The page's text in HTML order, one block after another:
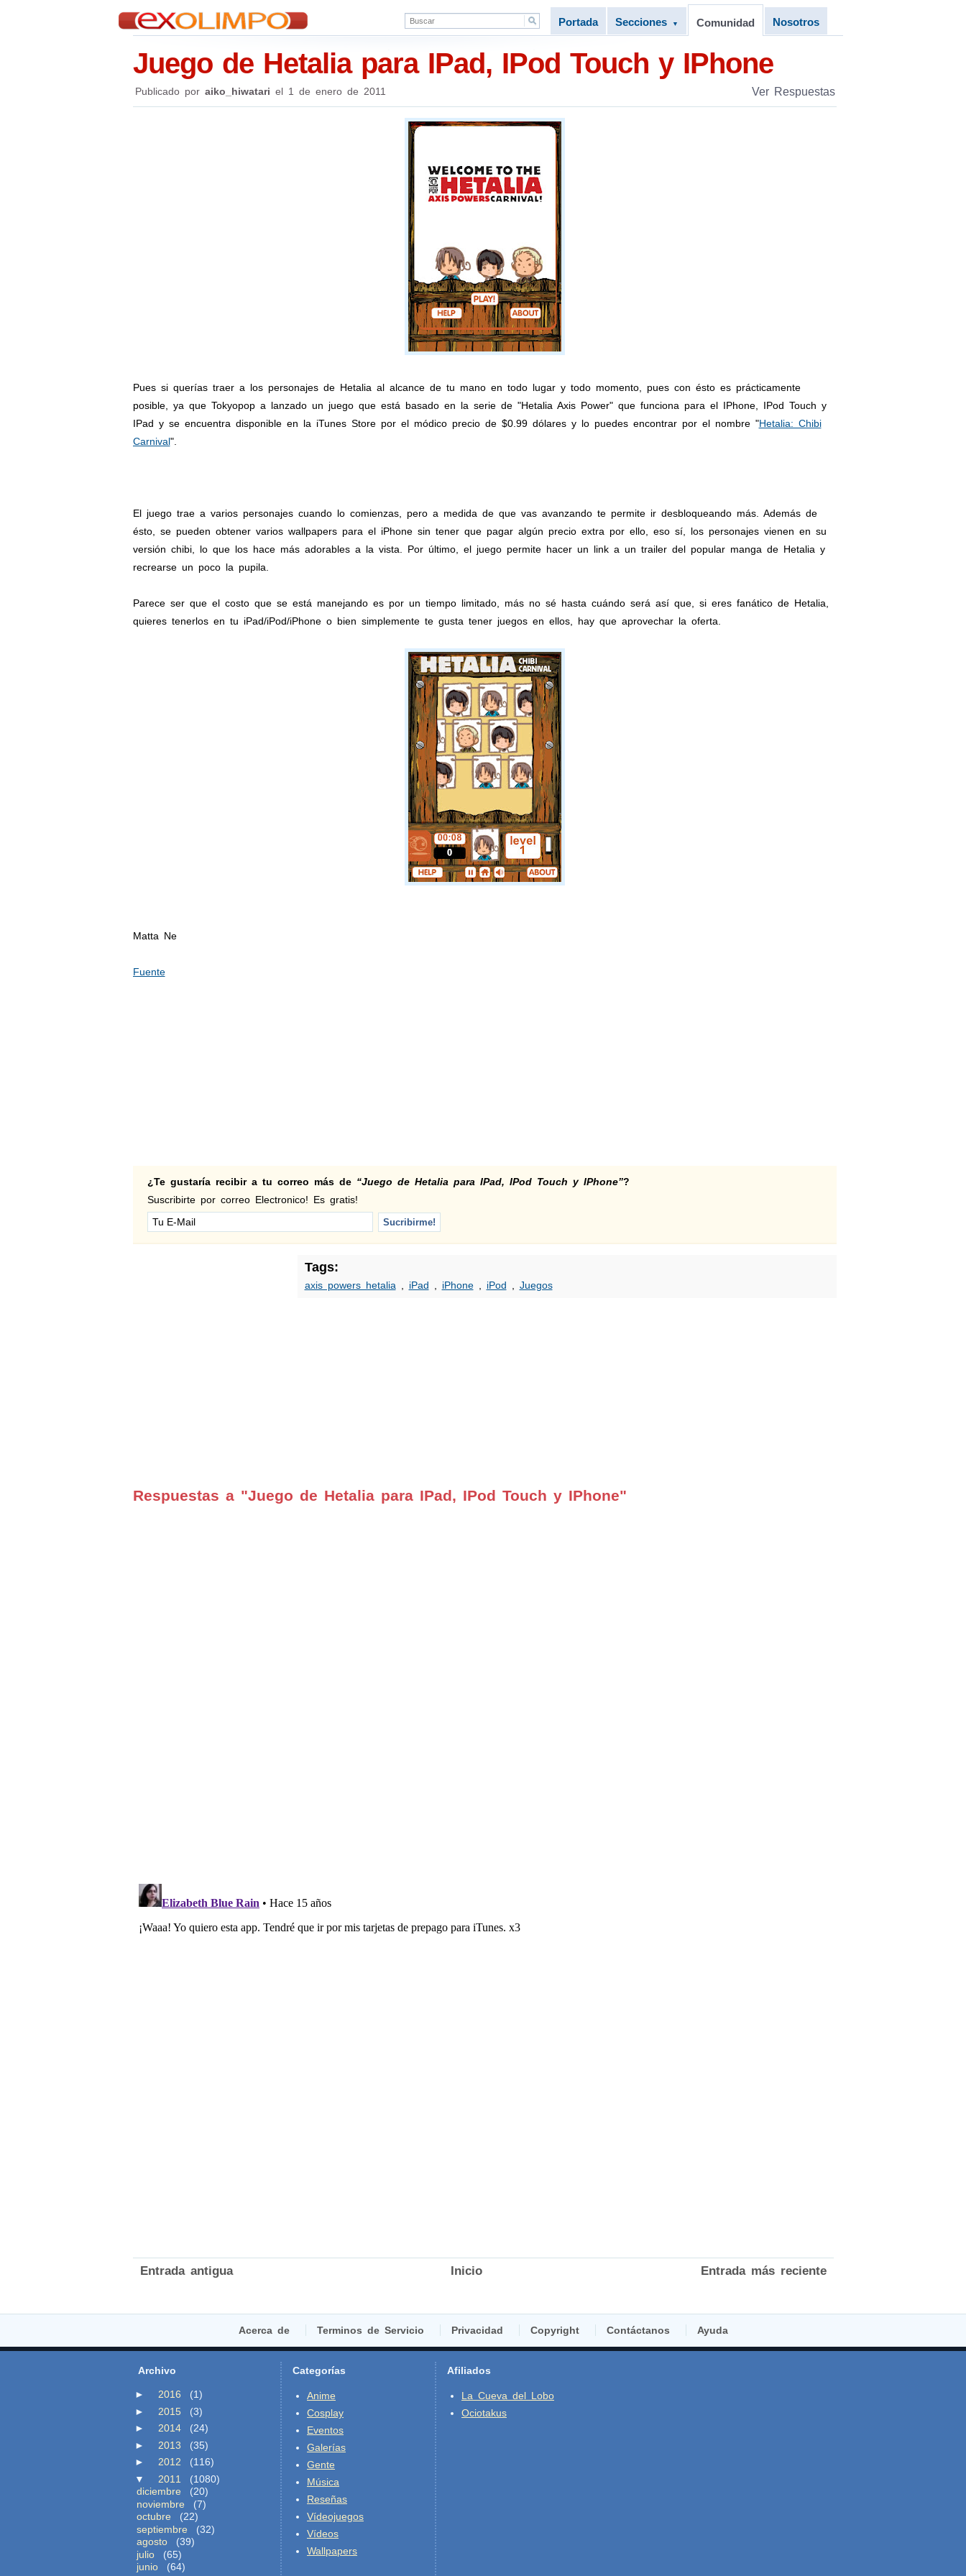
Portada Secciones ▼ Comunidad Nosotros
Juego de Hetalia para IPad, IPod Touch y IPhone
Publicado por aiko_hiwatari el 1 de enero de 2011 Ver Respuestas
Pues si querías traer a los personajes de Hetalia al alcance de tu mano en todo lugar y todo momento, pues con ésto es prácticamente
posible, ya que Tokyopop a lanzado un juego que está basado en la serie de "Hetalia Axis Power" que funciona para el IPhone, IPod Touch y
IPad y se encuentra disponible en la iTunes Store por el módico precio de $0.99 dólares y lo puedes encontrar por el nombre "Hetalia: Chibi
Carnival".
El juego trae a varios personajes cuando lo comienzas, pero a medida de que vas avanzando te permite ir desbloqueando más. Además de
ésto, se pueden obtener varios wallpapers para el iPhone sin tener que pagar algún precio extra por ello, eso sí, los personajes vienen en su
versión chibi, lo que los hace más adorables a la vista. Por último, el juego permite hacer un link a un trailer del popular manga de Hetalia y
recrearse un poco la pupila.
Parece ser que el costo que se está manejando es por un tiempo limitado, más no sé hasta cuándo será así que, si eres fanático de Hetalia,
quieres tenerlos en tu iPad/iPod/iPhone o bien simplemente te gusta tener juegos en ellos, hay que aprovechar la oferta.
Matta Ne
Fuente
¿Te gustaría recibir a tu correo más de “Juego de Hetalia para IPad, IPod Touch y IPhone”?
Suscribirte por correo Electronico! Es gratis!
Tags:
axis powers hetalia iPad iPhone, iPod Juegos
Respuestas a "Juego de Hetalia para IPad, IPod Touch y IPhone"
Entrada más reciente
Entrada antigua Inicio
Acerca de Terminos de Servicio Privacidad Copyright Contáctanos Ayuda
Archivo
► 2016
(1)
►
2015
(3)
►
2014
(24)
►
2013
(35)
►
2012
(116)
▼
2011
(1080)
diciembre
(20)
noviembre
(7)
octubre
(22)
septiembre
(32)
agosto
(39)
julio
(65)
junio
(64)
Categorías
Anime
Cosplay
Eventos
Galerías
Gente
Música
Reseñas
Vídeojuegos
Vídeos
Wallpapers
Afiliados
La Cueva del Lobo
Ociotakus